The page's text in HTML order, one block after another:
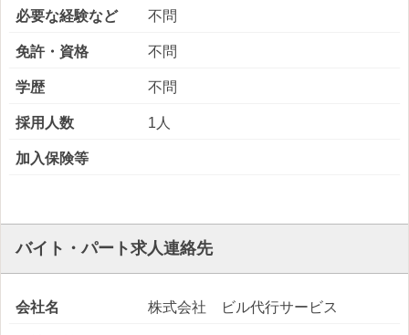
必要な経験など 不問
免許・資格 不問
学歴 不問
採用人数 1人
加入保険等
バイト・パート求人連絡先
会社名 株式会社 ビル代行サービス